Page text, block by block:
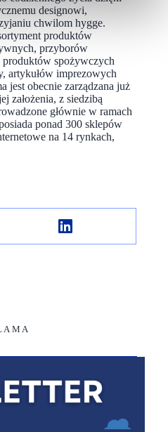
designowi,
chwilom hygge.
produktów
przyborów
spożywczych
artykułów imprezowych
jest obecnie zarządzana już
założenia, z siedzibą
głównie w ramach
ponad 300 sklepów
na 14 rynkach,
A M A